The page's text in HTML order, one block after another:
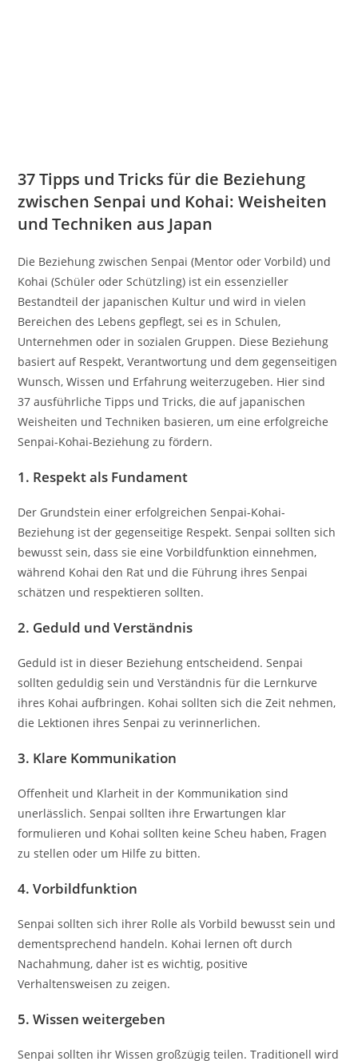
37 Tipps und Tricks für die Beziehung
zwischen Senpai und Kohai: Weisheiten
und Techniken aus Japan
Die Beziehung zwischen Senpai (Mentor oder Vorbild) und
Kohai (Schüler oder Schützling) ist ein essenzieller
Bestandteil der japanischen Kultur und wird in vielen
Bereichen des Lebens gepflegt, sei es in Schulen,
Unternehmen oder in sozialen Gruppen. Diese Beziehung
basiert auf Respekt, Verantwortung und dem gegenseitigen
Wunsch, Wissen und Erfahrung weiterzugeben. Hier sind
37 ausführliche Tipps und Tricks, die auf japanischen
Weisheiten und Techniken basieren, um eine erfolgreiche
Senpai-Kohai-Beziehung zu fördern.
1. Respekt als Fundament
Der Grundstein einer erfolgreichen Senpai-Kohai-
Beziehung ist der gegenseitige Respekt. Senpai sollten sich
bewusst sein, dass sie eine Vorbildfunktion einnehmen,
während Kohai den Rat und die Führung ihres Senpai
schätzen und respektieren sollten.
2. Geduld und Verständnis
Geduld ist in dieser Beziehung entscheidend. Senpai
sollten geduldig sein und Verständnis für die Lernkurve
ihres Kohai aufbringen. Kohai sollten sich die Zeit nehmen,
die Lektionen ihres Senpai zu verinnerlichen.
3. Klare Kommunikation
Offenheit und Klarheit in der Kommunikation sind
unerlässlich. Senpai sollten ihre Erwartungen klar
formulieren und Kohai sollten keine Scheu haben, Fragen
zu stellen oder um Hilfe zu bitten.
4.Vorbildfunktion
Senpai sollten sich ihrer Rolle als Vorbild bewusst sein und
dementsprechend handeln. Kohai lernen oft durch
Nachahmung, daher ist es wichtig, positive
Verhaltensweisen zu zeigen.
5.Wissen weitergeben
Senpai sollten ihr Wissen großzügig teilen. Traditionell wird